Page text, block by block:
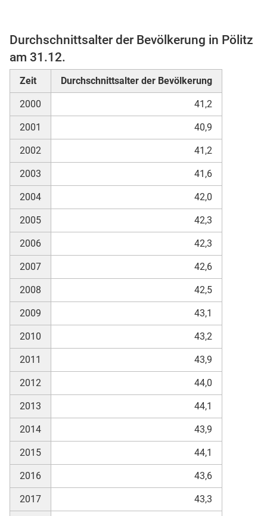
(Mikrozensus)
Durchschnittsalter der Bevölkerung in Pölitz
am 31.12.
Zeit Durchschnittsalter der Bevölkerung
2000 41,2
2001 40,9
2002 41,2
2003 41,6
2004 42,0
2005 42,3
2006 42,3
2007 42,6
2008 42,5
2009 43,1
2010 43,2
2011 43,9
2012 44,0
2013 44,1
2014 43,9
2015 44,1
2016 43,6
2017 43,3